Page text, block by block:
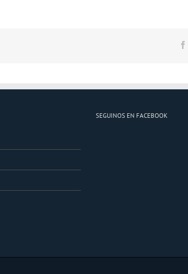
SEGUINOS EN FACEBOOK